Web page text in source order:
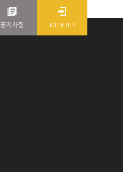
공지사항 MEMBER